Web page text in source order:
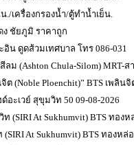
./เครื่องกรองน้ำ/ตู้ทำน้ำเย็น.
ชัยภูมิ ราคาถูก
น ดูดส้วมเทศบาล โทร 086-031
ม (Ashton Chula-Silom) MRT-ส
(Noble Ploenchit)” BTS เพลินจิ
อะเวย์ สุขุมวิท 50 09-08-2026
(SIRI At Sukhumvit) BTS ทองห
At Sukhumvit) BTS ทองหล่อ